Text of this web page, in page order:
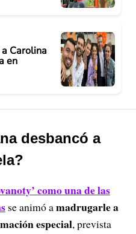
a Carolina
en
desbancó a
como una de las
se animó amadrugarle a
especial, prevista